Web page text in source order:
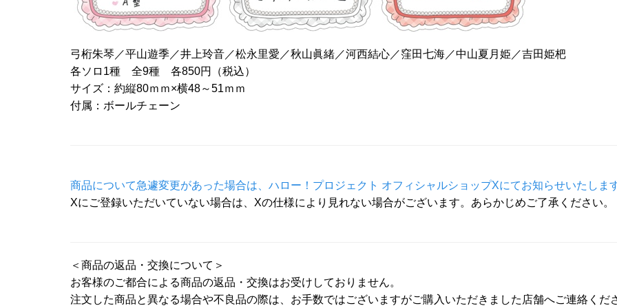
弓桁朱琴／平山遊季／井上玲音／松永里愛／秋山眞緒／河西結心／窪田七海／中山夏月姫／吉田姫杷
各ソロ1種 全9種 各850円（税込）
サイズ：約縦80ｍｍ×横48～51ｍｍ
付属：ボールチェーン
商品について急遽変更があった場合は、ハロー！プロジェクト オフィシャルショップXにてお知らせいたします
Xにご登録いただいていない場合は、Xの仕様により見れない場合がございます。あらかじめご了承ください。
＜商品の返品・交換について＞
お客様のご都合による商品の返品・交換はお受けしておりません。
注文した商品と異なる場合や不良品の際は、お手数ではございますがご購入いただきました店舗へご連絡くだ